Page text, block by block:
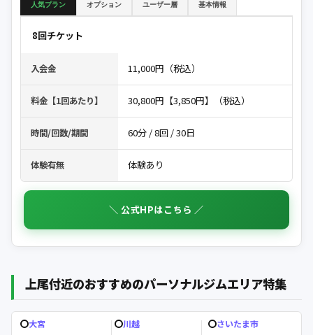
人気プラン オプション ユーザー層 基本情報
8回チケット
入会金 11,000円（税込）
料金【1回あたり】 30,800円【3,850円】（税込）
時間/回数/期間 60分 / 8回 / 30日
体験有無 体験あり
＼ 公式HPはこちら ／
上尾付近のおすすめのパーソナルジムエリア特集
大宮 川越
さいたま市